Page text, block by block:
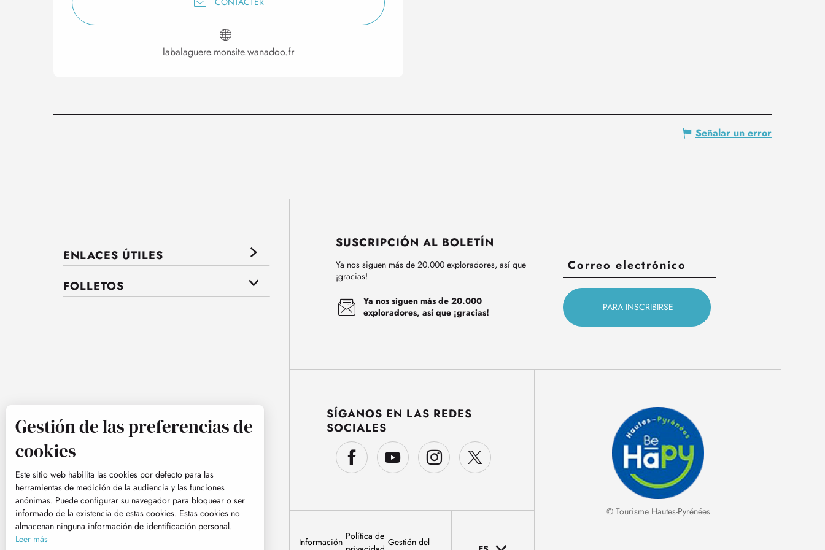
labalaguere.monsite.wanadoo.fr
Señalar un error
ENLACES ÚTILES
FOLLETOS
SUSCRIPCIÓN AL BOLETÍN
Ya nos siguen más de 20.000 exploradores, así que
¡gracias!
Ya nos siguen más de 20.000
exploradores, así que ¡gracias!
SÍGANOS EN LAS REDES
SOCIALES
Información
Política de
Gestión del
© Tourisme Hautes-Pyrénées
Gestión de las preferencias de
cookies
Este sitio web habilita las cookies por defecto para las
herramientas de medición de la audiencia y las funciones
anónimas. Puede configurar su navegador para bloquear o ser
informado de la existencia de estas cookies. Estas cookies no
almacenan ninguna información de identificación personal.
Leer más